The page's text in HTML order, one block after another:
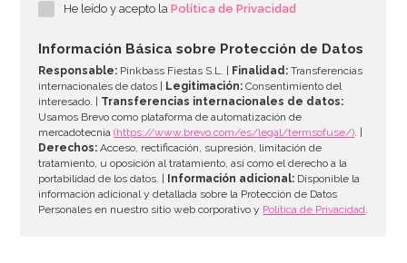
AÑADIR
He leído y acepto laPolítica de Privacidad
Información Básica sobre Protección de Datos
Responsable: Pinkbass Fiestas S.L. | Finalidad: Transferencias
internacionales de datos |
Legitimación: Consentimiento del
interesado. | Transferencias internacionales de datos:
Usamos Brevo como plataforma de automatización de
mercadotecnia(https://www.brevo.com/es/legal/termsofuse/). |
Derechos: Acceso, rectificación, supresión, limitación de
tratamiento, u oposición al tratamiento, así como el derecho a la
portabilidad de los datos. |
Información adicional: Disponible la
información adicional y detallada sobre la Protección de Datos
Personales en nuestro sitio web corporativo y Política de Privacidad.